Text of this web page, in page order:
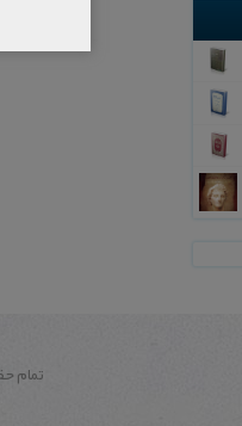
تمام